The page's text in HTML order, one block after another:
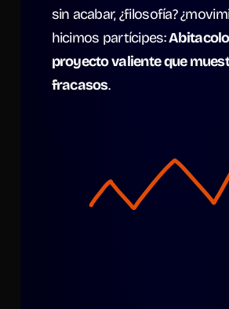
sin acabar, ¿filosofía?
hicimos partícipes:
proyecto valiente que
fracasos.